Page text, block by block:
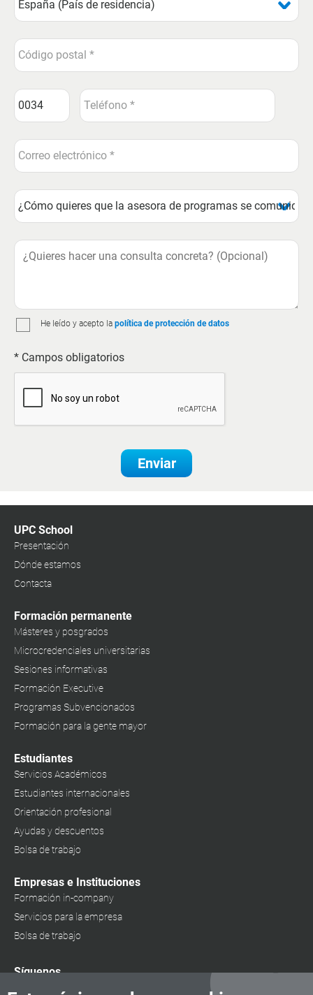
He leído y acepto la política de protección de datos
* Campos obligatorios
Enviar
UPC School
Presentación
Dónde estamos
Contacta
Formación permanente
Másteres y posgrados
Microcredenciales universitarias
Sesiones informativas
Formación Executive
Programas Subvencionados
Formación para la gente mayor
Estudiantes
Servicios Académicos
Estudiantes internacionales
Orientación profesional
Ayudas y descuentos
Bolsa de trabajo
Empresas e Instituciones
Formación in-company
Servicios para la empresa
Bolsa de trabajo
Síguenos